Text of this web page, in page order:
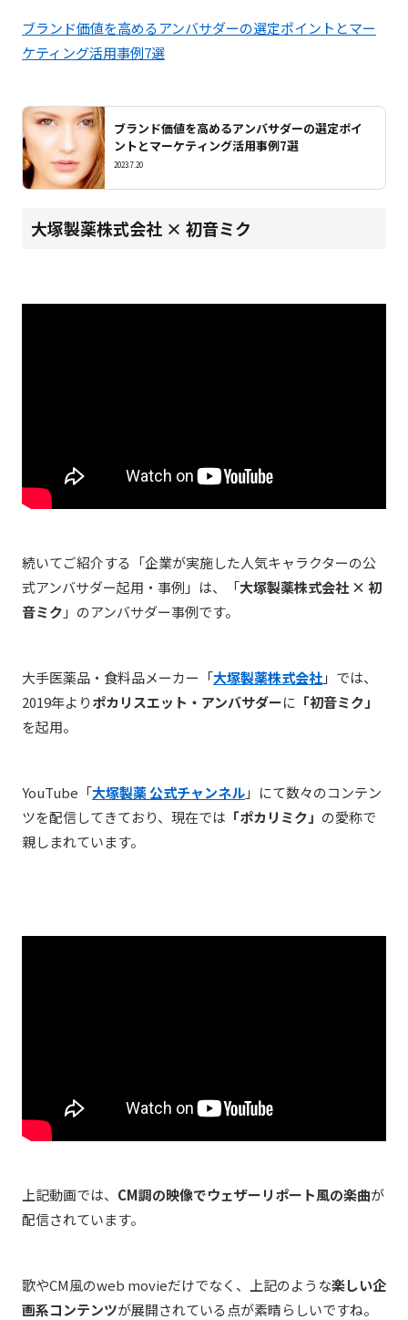
ブランド価値を高めるアンバサダーの選定ポイントとマー
ケティング活用事例7選
ブランド価値を高めるアンバサダーの選定ポイ
ントとマーケティング活用事例7選
2023.7.20
大塚製薬株式会社 × 初音ミク
続いてご紹介する「企業が実施した人気キャラクターの公
式アンバサダー起用・事例」は、「大塚製薬株式会社 × 初
音ミク 」のアンバサダー事例です。
大手医薬品・食料品メーカー「大塚製薬株式会社」では、
2019年よりポカリスエット・アンバサダーに 「初音ミク」
を起用。
YouTube「大塚製薬 公式チャンネル」にて数々のコンテン
ツを配信してきており、現在では 「ポカリミク」 の愛称で
親しまれています。
上記動画では、 CM調の映像でウェザーリポート風の楽曲が
配信されています。
歌やCM風のweb movieだけでなく、上記のような楽しい企
画系コンテンツが展開されている点が素晴らしいですね。